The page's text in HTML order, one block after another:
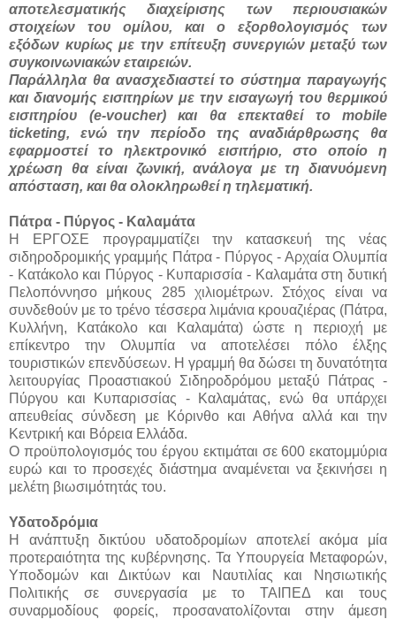
αποτελεσματικής διαχείρισης των περιουσιακών
στοιχείων του ομίλου, και ο εξορθολογισμός των
εξόδων κυρίως με την επίτευξη συνεργιών μεταξύ των
συγκοινωνιακών εταιρειών.
Παράλληλα θα ανασχεδιαστεί το σύστημα παραγωγής
και διανομής εισιτηρίων με την εισαγωγή του θερμικού
εισιτηρίου (e-voucher) και θα επεκταθεί το mobile
ticketing, ενώ την περίοδο της αναδιάρθρωσης θα
εφαρμοστεί το ηλεκτρονικό εισιτήριο, στο οποίο η
χρέωση θα είναι ζωνική, ανάλογα με τη διανυόμενη
απόσταση, και θα ολοκληρωθεί η τηλεματική.
Πάτρα - Πύργος - Καλαμάτα
Η ΕΡΓΟΣΕ προγραμματίζει την κατασκευή της νέας
σιδηροδρομικής γραμμής Πάτρα - Πύργος - Αρχαία Ολυμπία
- Κατάκολο και Πύργος - Κυπαρισσία - Καλαμάτα στη δυτική
Πελοπόννησο μήκους 285 χιλιομέτρων. Στόχος είναι να
συνδεθούν με το τρένο τέσσερα λιμάνια κρουαζιέρας (Πάτρα,
Κυλλήνη, Κατάκολο και Καλαμάτα) ώστε η περιοχή με
επίκεντρο την Ολυμπία να αποτελέσει πόλο έλξης
τουριστικών επενδύσεων. Η γραμμή θα δώσει τη δυνατότητα
λειτουργίας Προαστιακού Σιδηροδρόμου μεταξύ Πάτρας -
Πύργου και Κυπαρισσίας - Καλαμάτας, ενώ θα υπάρχει
απευθείας σύνδεση με Κόρινθο και Αθήνα αλλά και την
Κεντρική και Βόρεια Ελλάδα.
Ο προϋπολογισμός του έργου εκτιμάται σε 600 εκατομμύρια
ευρώ και το προσεχές διάστημα αναμένεται να ξεκινήσει η
μελέτη βιωσιμότητάς του.
Υδατοδρόμια
Η ανάπτυξη δικτύου υδατοδρομίων αποτελεί ακόμα μία
προτεραιότητα της κυβέρνησης. Τα Υπουργεία Μεταφορών,
Υποδομών και Δικτύων και Ναυτιλίας και Νησιωτικής
Πολιτικής σε συνεργασία με το ΤΑΙΠΕΔ και τους
συναρμοδίους φορείς, προσανατολίζονται στην άμεση